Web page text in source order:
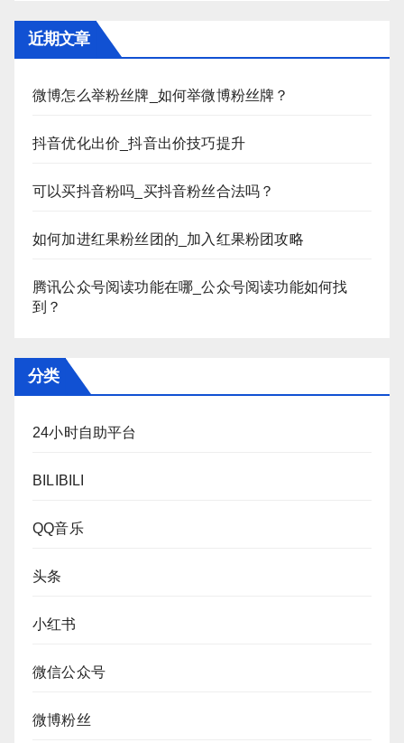
近期文章
微博怎么举粉丝牌_如何举微博粉丝牌？
抖音优化出价_抖音出价技巧提升
可以买抖音粉吗_买抖音粉丝合法吗？
如何加进红果粉丝团的_加入红果粉团攻略
腾讯公众号阅读功能在哪_公众号阅读功能如何找
到？
分类
24小时自助平台
BILIBILI
QQ音乐
头条
小红书
微信公众号
微博粉丝